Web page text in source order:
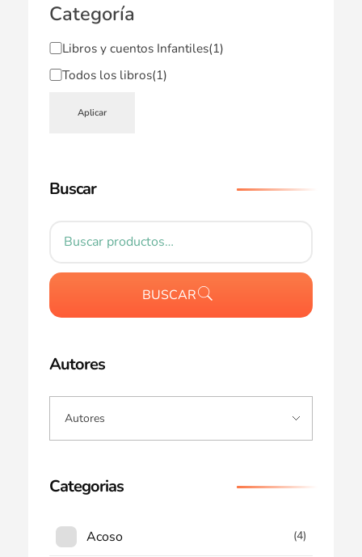
Categoría
Libros y cuentos Infantiles(1)
Todos los libros(1)
Aplicar
Buscar
BUSCAR
Autores
Categorias
Acoso (4)